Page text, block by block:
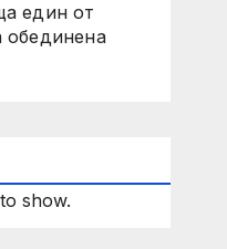
един от
обединена
show.